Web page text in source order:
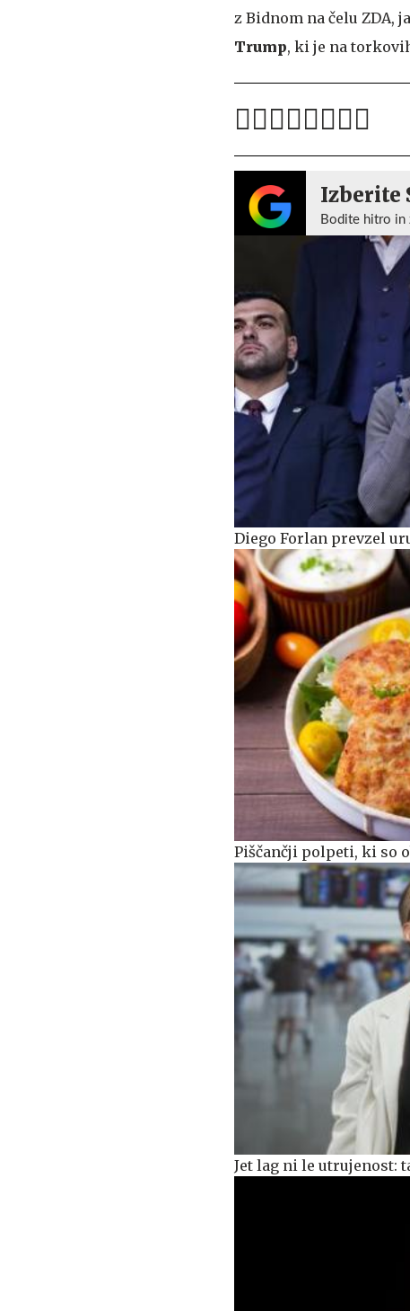
z Bidnom na čelu ZDA,
Trump, ki je na
Izberite
Bodite hitro in
Diego Forlan prevzel
Piščančji polpeti, ki so
Jet lag ni le utrujenost: